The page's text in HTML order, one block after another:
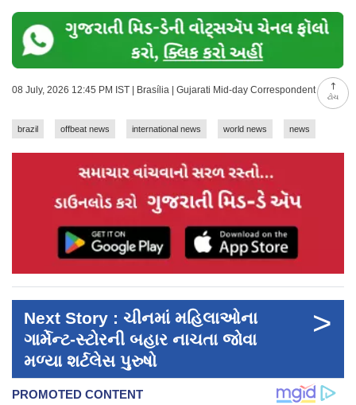
ટોચ
08 July, 2026 12:45 PM IST | Brasília | Gujarati Mid-day Correspondent
brazil offbeat news international news world news news
Next Story : ચીનમાં મહિલાઓના
ગાર્મેન્ટ-સ્ટોરની બહાર નાચતા જોવા
મળ્યા શર્ટલેસ પુરુષો
>